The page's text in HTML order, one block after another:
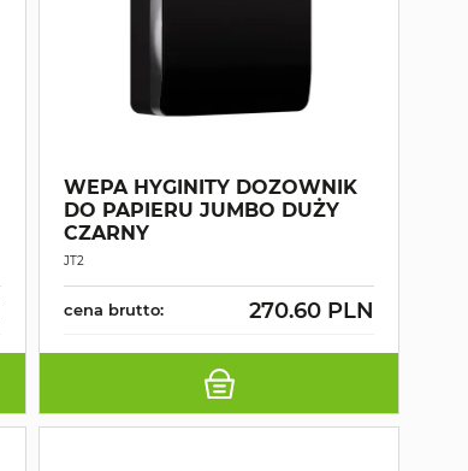
WEPA HYGINITY DOZOWNIK
DO PAPIERU JUMBO DUŻY
CZARNY
JT2
cena brutto: 270.60 PLN